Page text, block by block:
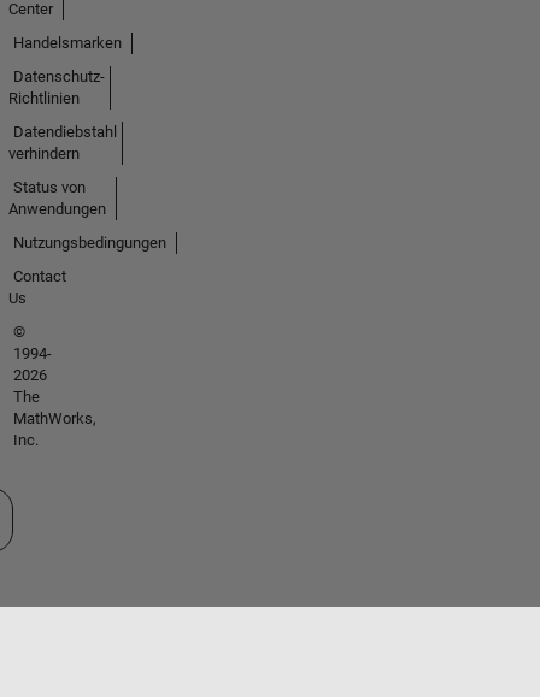
Center
Handelsmarken
Datenschutz-
Richtlinien
Datendiebstahl
verhindern
Status von
Anwendungen
Nutzungsbedingungen
Contact
Us
©
1994-
2026
The
MathWorks,
Inc.